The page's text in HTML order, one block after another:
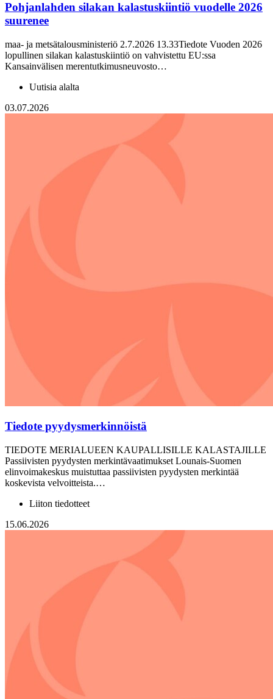
Pohjanlahden silakan kalastuskiintiö vuodelle 2026
suurenee
maa- ja metsätalousministeriö 2.7.2026 13.33Tiedote Vuoden 2026
lopullinen silakan kalastuskiintiö on vahvistettu EU:ssa
Kansainvälisen merentutkimusneuvosto…
Uutisia alalta
03.07.2026
Tiedote pyydysmerkinnöistä
TIEDOTE MERIALUEEN KAUPALLISILLE KALASTAJILLE
Passiivisten pyydysten merkintävaatimukset Lounais-Suomen
elinvoimakeskus muistuttaa passiivisten pyydysten merkintää
koskevista velvoitteista.…
Liiton tiedotteet
15.06.2026